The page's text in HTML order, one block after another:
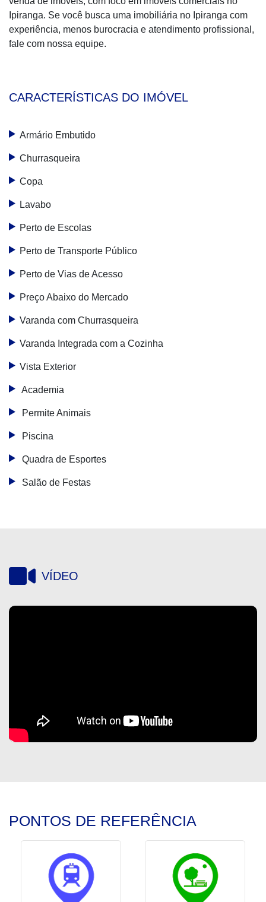
Ipiranga. Se você busca uma imobiliária no Ipiranga com
experiência, menos burocracia e atendimento profissional,
fale com nossa equipe.
CARACTERÍSTICAS DO IMÓVEL
Armário Embutido
Churrasqueira
Copa
Lavabo
Perto de Escolas
Perto de Transporte Público
Perto de Vias de Acesso
Preço Abaixo do Mercado
Varanda com Churrasqueira
Varanda Integrada com a Cozinha
Vista Exterior
Academia
Permite Animais
Piscina
Quadra de Esportes
Salão de Festas
VÍDEO
PONTOS DE REFERÊNCIA